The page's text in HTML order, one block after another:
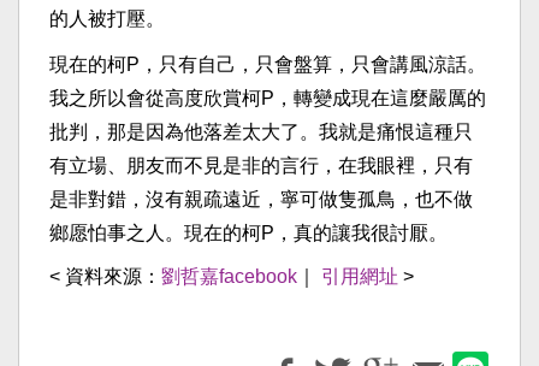
的人被打壓。
現在的柯P，只有自己，只會盤算，只會講風涼話。
我之所以會從高度欣賞柯P，轉變成現在這麼嚴厲的
批判，那是因為他落差太大了。我就是痛恨這種只
有立場、朋友而不見是非的言行，在我眼裡，只有
是非對錯，沒有親疏遠近，寧可做隻孤鳥，也不做
鄉愿怕事之人。現在的柯P，真的讓我很討厭。
< 資料來源： 劉哲嘉facebook 引用網址 >